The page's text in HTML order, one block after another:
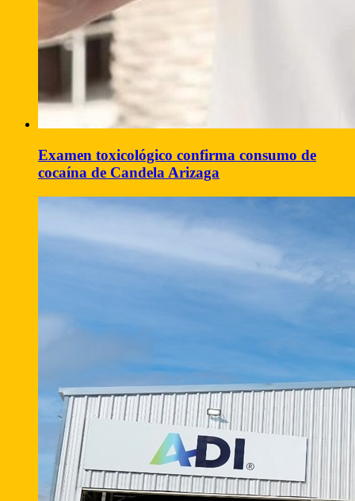
Examen toxicológico confirma consumo de
cocaína de Candela Arizaga